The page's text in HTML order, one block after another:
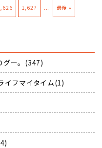
1,627 ... 最後 »
グー。(347)
イフマイタイム(1)